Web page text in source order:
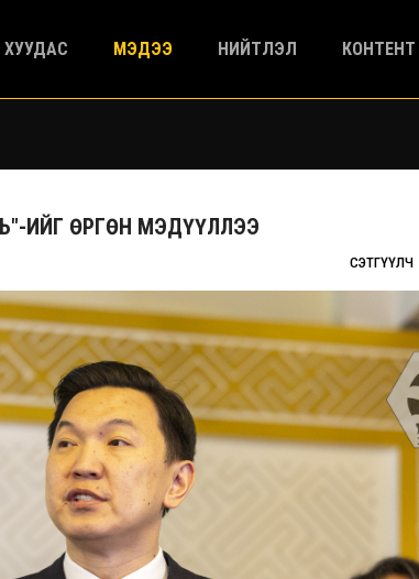
ХУУДАС МЭДЭЭ НИЙТЛЭЛ КОНТЕНТ
ИЙГ ӨРГӨН МЭДҮҮЛЛЭЭ
СЭТГҮҮЛЧ